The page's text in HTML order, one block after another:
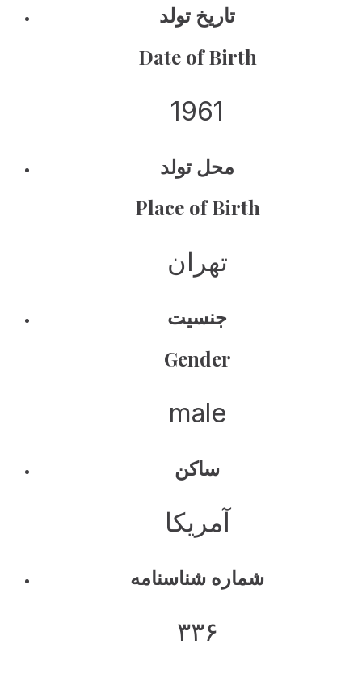
تاریخ تولد
Date of Birth
1961
محل تولد
Place of Birth
تهران
جنسیت
Gender
male
ساکن
آمریکا
شماره شناسنامه
۳۳۶